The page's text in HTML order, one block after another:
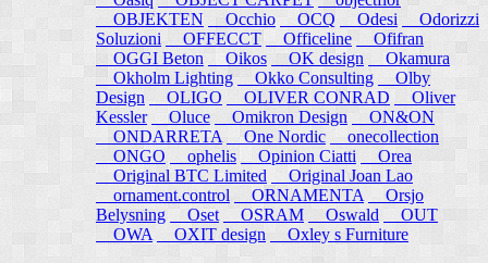
OBJEKTEN
Occhio OCQ Odesi
Odorizzi
Soluzioni
OFFECCT Officeline
Ofifran
OGGI Beton
Oikos OK design
Okamura
Okholm Lighting
Okko Consulting
Olby
Design
OLIGO OLIVER CONRAD
Oliver
Kessler
Oluce Omikron Design
ON&ON
ONDARRETA
One Nordic
onecollection
ONGO
ophelis Opinion Ciatti
Orea
Original BTC Limited
Original Joan Lao
ornament.control
ORNAMENTA
Orsjo
Belysning
Oset OSRAM Oswald
OUT
OWA
OXIT design Oxley s Furniture